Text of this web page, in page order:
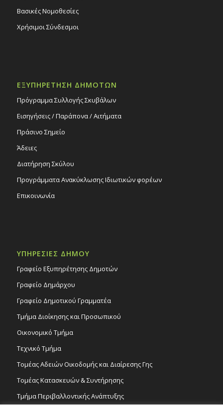
Βασικές Νομοθεσίες
Χρήσιμοι Σύνδεσμοι
ΕΞΥΠΗΡΕΤΗΣΗ ΔΗΜΟΤΩΝ
Πρόγραμμα Συλλογής Σκυβάλων
Εισηγήσεις / Παράπονα / Αιτήματα
Πράσινο Σημείο
Άδειες
Διατήρηση Σκύλου
Προγράμματα Ανακύκλωσης Ιδιωτικών φορέων
Επικοινωνία
ΥΠΗΡΕΣΙΕΣ ΔΗΜΟΥ
Γραφείο Εξυπηρέτησης Δημοτών
Γραφείο Δημάρχου
Γραφείο Δημοτικού Γραμματέα
Τμήμα Διοίκησης και Προσωπικού
Οικονομικό Τμήμα
Τεχνικό Τμήμα
Τομέας Αδειών Οικοδομής και Διαίρεσης Γης
Τομέας Κατασκευών & Συντήρησης
Τμήμα Περιβαλλοντικής Ανάπτυξης